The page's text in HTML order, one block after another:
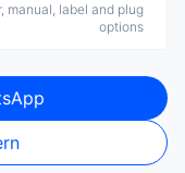
manual, label and plug
options